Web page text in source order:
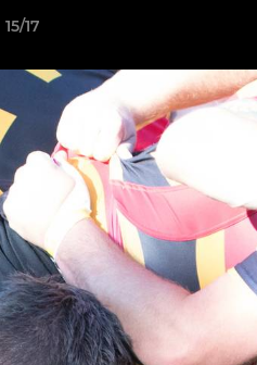
15/17